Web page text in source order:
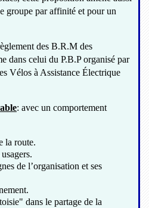
groupe par affinité et pour un
des B.R.M des
dans celui du P.B.P organisé par
Vélos à Assistance Électrique
: avec un comportement
la route.
de l’organisation et ses
dans le partage de la